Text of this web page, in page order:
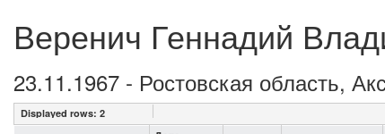
Веренич Геннадий
23.11.1967 - Ростовская область,
Displayed rows: 2